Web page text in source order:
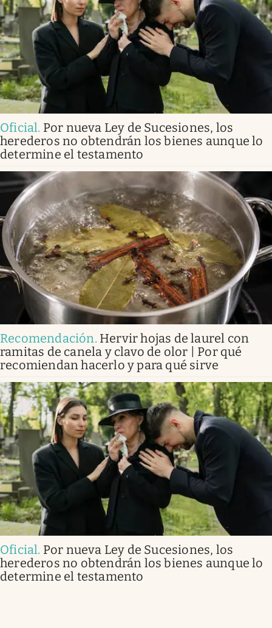
Oficial. Por nueva Ley de Sucesiones, los
herederos no obtendrán los bienes aunque lo
determine el testamento
Recomendación. Hervir hojas de laurel con
ramitas de canela y clavo de olor | Por qué
recomiendan hacerlo y para qué sirve
Oficial. Por nueva Ley de Sucesiones, los
herederos no obtendrán los bienes aunque lo
determine el testamento